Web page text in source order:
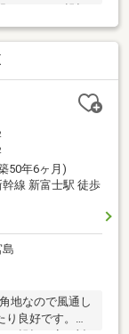
50年6ヶ月)
線 新富士駅 徒歩
地なので風通し
良好です。是